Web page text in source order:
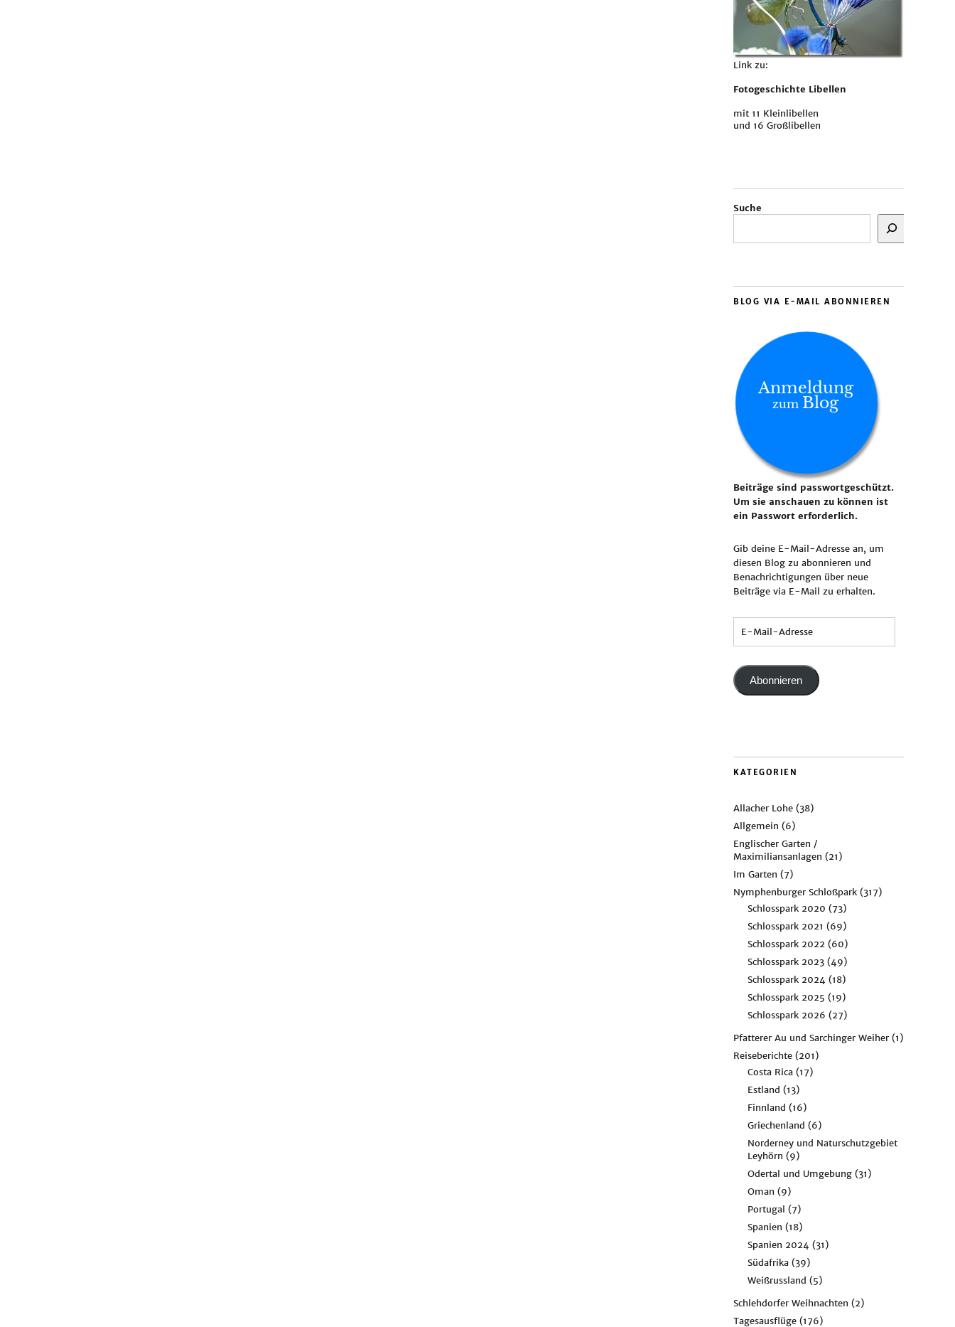
Link zu:
Fotogeschichte Libellen
mit 11 Kleinlibellen
und 16 Großlibellen
Suche
BLOG VIA E-MAIL ABONNIEREN
Anmeldung
zum Blog
Beiträge sind passwortgeschützt.
Um sie anschauen zu können ist
ein Passwort erforderlich.
Gib deine E-Mail-Adresse an, um
diesen Blog zu abonnieren und
Benachrichtigungen über neue
Beiträge via E-Mail zu erhalten.
Abonnieren
KATEGORIEN
Allacher Lohe (38)
Allgemein (6)
Englischer Garten /
Maximiliansanlagen (21)
Im Garten (7)
Nymphenburger Schloßpark (317)
Schlosspark 2020 (73)
Schlosspark 2021 (69)
Schlosspark 2022 (60)
Schlosspark 2023 (49)
Schlosspark 2024 (18)
Schlosspark 2025 (19)
Schlosspark 2026 (27)
Pfatterer Au und Sarchinger Weiher (1)
Reiseberichte (201)
Costa Rica (17)
Estland (13)
Finnland (16)
Griechenland (6)
Norderney und Naturschutzgebiet
Leyhörn (9)
Odertal und Umgebung (31)
Oman (9)
Portugal (7)
Spanien (18)
Spanien 2024 (31)
Südafrika (39)
Weißrussland (5)
Schlehdorfer Weihnachten (2)
Tagesausflüge (176)